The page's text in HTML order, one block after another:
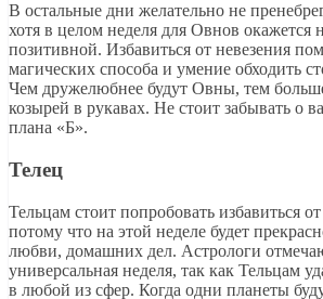
В остальные дни желательно не
хотя в целом неделя для Овнов окажется
позитивной. Избавиться от невезения
магических способа и умение обходить
Чем дружелюбнее будут Овны, тем
козырей в рукавах. Не стоит забывать о
плана «Б».
Телец
Тельцам стоит попробовать избавиться
потому что на этой неделе будет
любви, домашних дел. Астрологи
универсальная неделя, так как Тельцам
в любой из сфер. Когда одни планеты